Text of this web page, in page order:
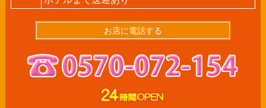
お店に電話する